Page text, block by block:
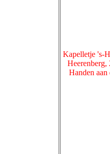
Kapelletje 's-
Heerenberg,
Handen